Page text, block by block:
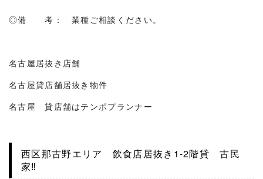
◎備 考： 業種ご相談ください。
名古屋居抜き店舗
名古屋貸店舗居抜き物件
名古屋 貸店舗はテンポプランナー
西区那古野エリア 飲食店居抜き1-2階貸 古民
家‼